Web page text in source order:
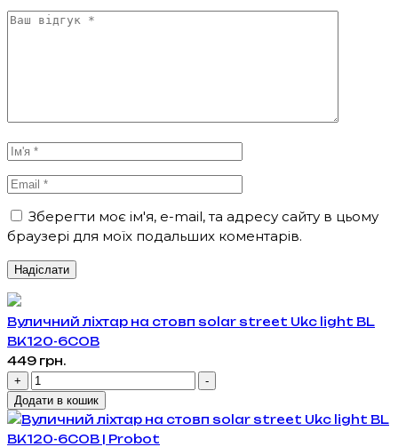
Зберегти моє ім'я, e-mail, та адресу сайту в цьому
браузері для моїх подальших коментарів.
Вуличний ліхтар на стовп solar street Ukc light BL
BK120-6COB
449 грн.
+
Вуличний
ліхтар
на
стовп
-
Додати в кошик